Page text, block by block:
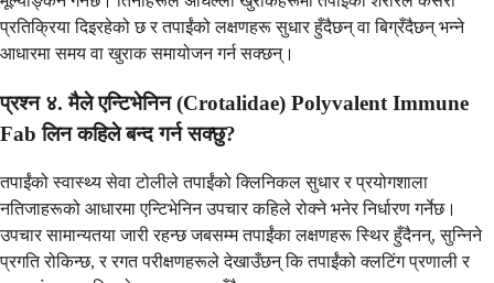
प्रतिक्रिया दिइरहेको छ र तपाईंको लक्षणहरू सुधार हुँदैछन् वा बिग्रँदैछन् भन्ने
आधारमा समय वा खुराक समायोजन गर्न सक्छन्।
प्रश्न ४. मैले एन्टिभेनिन (Crotalidae) Polyvalent Immune
Fab लिन कहिले बन्द गर्न सक्छु?
तपाईंको स्वास्थ्य सेवा टोलीले तपाईंको क्लिनिकल सुधार र प्रयोगशाला
नतिजाहरूको आधारमा एन्टिभेनिन उपचार कहिले रोक्ने भनेर निर्धारण गर्नेछ।
उपचार सामान्यतया जारी रहन्छ जबसम्म तपाईंका लक्षणहरू स्थिर हुँदैनन्, सुन्निने
प्रगति रोकिन्छ, र रगत परीक्षणहरूले देखाउँछन् कि तपाईंको क्लटिंग प्रणाली र